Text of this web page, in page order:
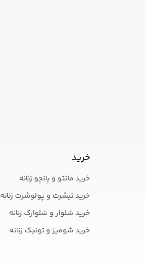
خرید
خرید مانتو و پانچو زنانه
خرید تیشرت و پولوشرت زنانه
خرید شلوار و شلوارک زنانه
خرید شومیز و تونیک زنانه